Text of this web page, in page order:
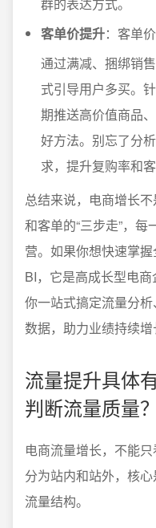
客单价提升：客单
通过满减、捆绑销
式引导用户多买。
期推送高价值商品
好方法。别忘了分
求，提升复购率和客
总结来说，电商增长
和客单的“三步走”，
营。如果你想快速掌
BI，它是高成长型电
你一站式搞定流量分
数据，助力业绩持续增
流量提升具体
判断流量质量？
电商流量增长，不能只
分为站内和站外，核
流量结构。